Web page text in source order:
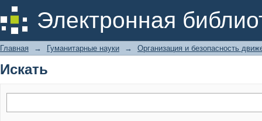
Электронная
Искать
Главная → Гуманитарные науки → Организация и безопасность
Искать